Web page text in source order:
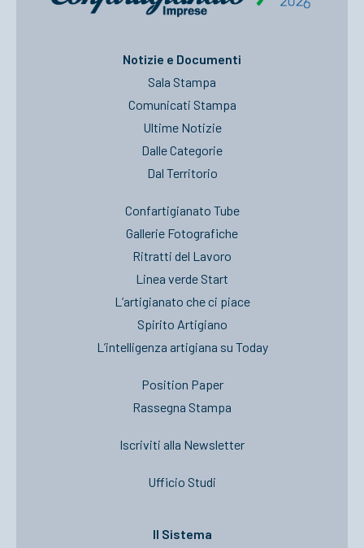
Notizie e Documenti
Sala Stampa
Comunicati Stampa
Ultime Notizie
Dalle Categorie
Dal Territorio
Confartigianato Tube
Gallerie Fotografiche
Ritratti del Lavoro
Linea verde Start
L’artigianato che ci piace
Spirito Artigiano
L’intelligenza artigiana su Today
Position Paper
Rassegna Stampa
Iscriviti alla Newsletter
Ufficio Studi
Il Sistema